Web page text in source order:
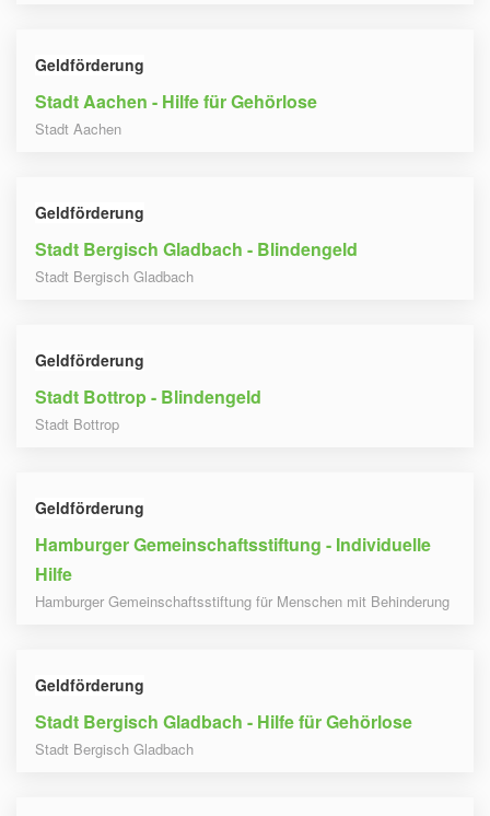
Geldförderung
Stadt Aachen - Hilfe für Gehörlose
Stadt Aachen
Geldförderung
Stadt Bergisch Gladbach - Blindengeld
Stadt Bergisch Gladbach
Geldförderung
Stadt Bottrop - Blindengeld
Stadt Bottrop
Geldförderung
Hamburger Gemeinschaftsstiftung - Individuelle
Hilfe
Hamburger Gemeinschaftsstiftung für Menschen mit Behinderung
Geldförderung
Stadt Bergisch Gladbach - Hilfe für Gehörlose
Stadt Bergisch Gladbach